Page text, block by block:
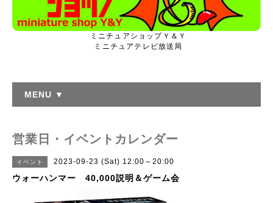
ミニチュアショップＹ＆Ｙ
ミニチュアテレビ放送局
MENU ▼
営業日・イベントカレンダー
イベント 2023-09-23 (Sat) 12:00～20:00
ウォーハンマー 40,000説明＆ゲーム会